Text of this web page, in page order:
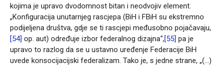
kojima je upravo dvodomnost bitan i neodvojiv element.
„Konfiguracija unutarnjeg rascjepa (BiH i FBiH su ekstremno
podijeljena društva, gdje se ti rascjepi međusobno pojačavaju,
[54] op. aut) određuje izbor federalnog dizajna“,[55] pa je
upravo to razlog da se u ustavno uređenje Federacije BiH
uvede konsocijacijski federalizam. Tako je, s jedne strane, „(…)